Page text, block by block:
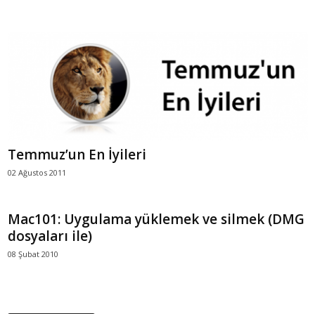
Temmuz’un En İyileri
02 Ağustos 2011
Mac101: Uygulama yüklemek ve silmek (DMG
dosyaları ile)
08 Şubat 2010